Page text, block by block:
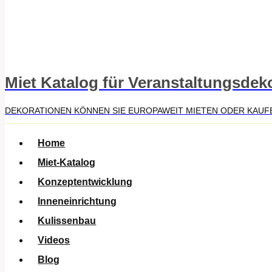
Miet Katalog für
DEKORATIONEN KÖNNEN SIE EUROPAWEIT MIETEN ODER
Home
Miet-Katalog
Konzeptentwicklung
Inneneinrichtung
Kulissenbau
Videos
Blog